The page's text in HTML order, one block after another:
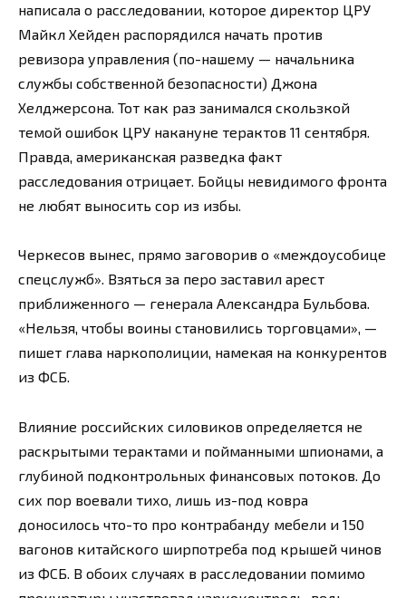
написала о расследовании, которое директор ЦРУ
Майкл Хейден распорядился начать против
ревизора управления (по-нашему — начальника
службы собственной безопасности) Джона
Хелджерсона. Тот как раз занимался скользкой
темой ошибок ЦРУ накануне терактов 11 сентября.
Правда, американская разведка факт
расследования отрицает. Бойцы невидимого фронта
не любят выносить сор из избы.
Черкесов вынес, прямо заговорив о «междоусобице
спецслужб». Взяться за перо заставил арест
приближенного — генерала Александра Бульбова.
«Нельзя, чтобы воины становились торговцами», —
пишет глава наркополиции, намекая на конкурентов
из ФСБ.
Влияние российских силовиков определяется не
раскрытыми терактами и пойманными шпионами, а
глубиной подконтрольных финансовых потоков. До
сих пор воевали тихо, лишь из-под ковра
доносилось что-то про контрабанду мебели и 150
вагонов китайского ширпотреба под крышей чинов
из ФСБ. В обоих случаях в расследовании помимо